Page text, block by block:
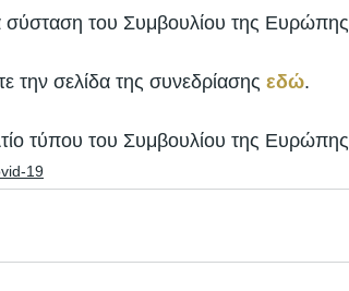
σύσταση του Συμβουλίου της Ευρώπης
την σελίδα της συνεδρίασης εδώ.
τύπου του Συμβουλίου της Ευρώπης
19